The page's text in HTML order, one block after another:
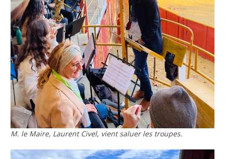
M. le Maire, Laurent Civel, vient saluer les troupes.